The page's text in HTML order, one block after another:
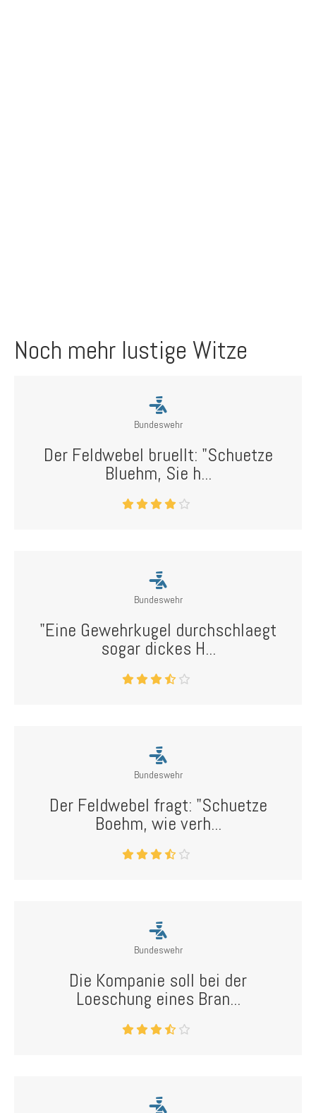
Noch mehr lustige Witze
Bundeswehr
Der Feldwebel bruellt: "Schuetze
Bluehm, Sie h...
Bundeswehr
"Eine Gewehrkugel durchschlaegt
sogar dickes H...
Bundeswehr
Der Feldwebel fragt: "Schuetze
Boehm, wie verh...
Bundeswehr
Die Kompanie soll bei der
Loeschung eines Bran...